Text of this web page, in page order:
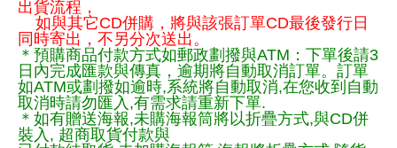
出貨流程，
如與其它CD併購，將與該張訂單CD最後發行日
同時寄出，不另分次送出。
＊預購商品付款方式如郵政劃撥與ATM：下單後請3
日內完成匯款與傳真，逾期將自動取消訂單。訂單
如ATM或劃撥如逾時,系統將自動取消,在您收到自動
取消時請勿匯入,有需求請重新下單.
＊如有贈送海報,未購海報筒將以折疊方式,與CD併
裝入, 超商取貨付款與